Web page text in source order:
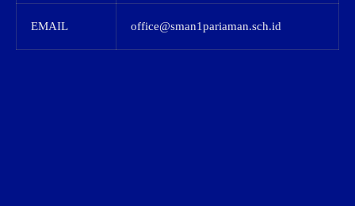
EMAIL office@sman1pariaman.sch.id